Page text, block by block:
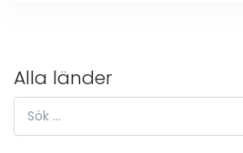
Alla länder